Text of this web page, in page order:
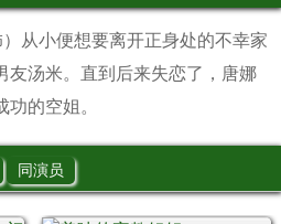
从小便想要离开正身处的不幸家
友汤米。直到后来失恋了，唐娜
的空姐。
同演员